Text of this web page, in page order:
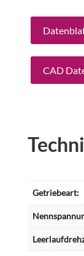
CAD
Getriebeart: